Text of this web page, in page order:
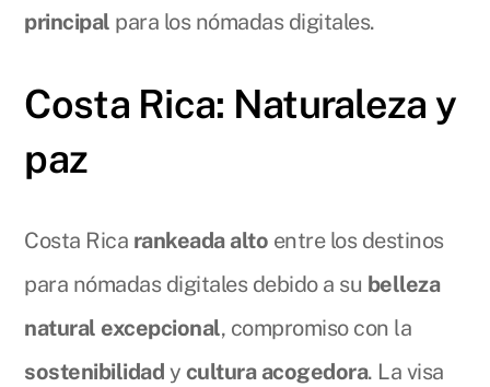
principal para los nómadas digitales.
Costa Rica: Naturaleza y
paz
Costa Rica rankeada alto entre los destinos
para nómadas digitales debido a su belleza
natural excepcional, compromiso con la
sostenibilidad y cultura acogedora. La visa